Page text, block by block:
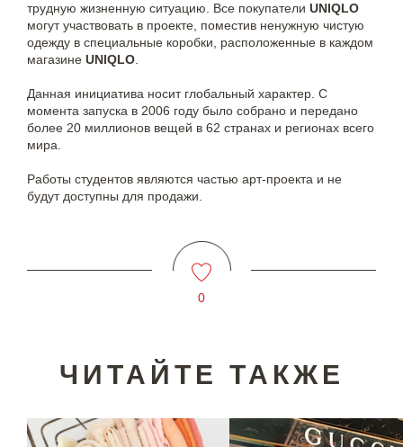
трудную жизненную ситуацию. Все покупатели UNIQLO
могут участвовать в проекте, поместив ненужную чистую
одежду в специальные коробки, расположенные в каждом
магазине UNIQLO.
Данная инициатива носит глобальный характер. С
момента запуска в 2006 году было собрано и передано
более 20 миллионов вещей в 62 странах и регионах всего
мира.
Работы студентов являются частью арт-проекта и не
будут доступны для продажи.
0
ЧИТАЙТЕ ТАКЖЕ